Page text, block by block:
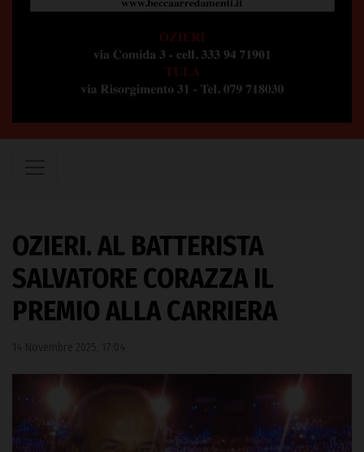
OZIERI. AL BATTERISTA
SALVATORE CORAZZA IL
PREMIO ALLA CARRIERA